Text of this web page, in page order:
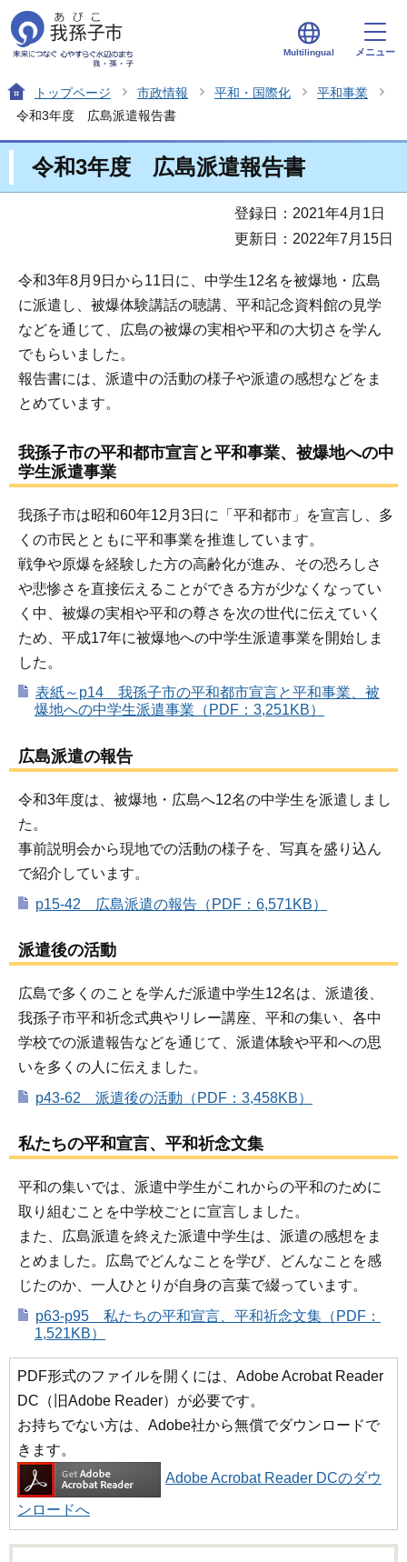
Multilingual メニュー
トップページ 市政情報 平和・国際化
平和事業
令和3年度 広島派遣報告書
令和3年度 広島派遣報告書
登録日：2021年4月1日
更新日：2022年7月15日
令和3年8月9日から11日に、中学生12名を被爆地・広島
に派遣し、被爆体験講話の聴講、平和記念資料館の見学
などを通じて、広島の被爆の実相や平和の大切さを学ん
でもらいました。
報告書には、派遣中の活動の様子や派遣の感想などをま
とめています。
我孫子市の平和都市宣言と平和事業、被爆地への中
学生派遣事業
我孫子市は昭和60年12月3日に「平和都市」を宣言し、多
くの市民とともに平和事業を推進しています。
戦争や原爆を経験した方の高齢化が進み、その恐ろしさ
や悲惨さを直接伝えることができる方が少なくなってい
く中、被爆の実相や平和の尊さを次の世代に伝えていく
ため、平成17年に被爆地への中学生派遣事業を開始しま
した。
表紙～p14 我孫子市の平和都市宣言と平和事業、被
爆地への中学生派遣事業（PDF：3,251KB）
広島派遣の報告
令和3年度は、被爆地・広島へ12名の中学生を派遣しまし
た。
事前説明会から現地での活動の様子を、写真を盛り込ん
で紹介しています。
p15-42 広島派遣の報告（PDF：6,571KB）
派遣後の活動
広島で多くのことを学んだ派遣中学生12名は、派遣後、
我孫子市平和祈念式典やリレー講座、平和の集い、各中
学校での派遣報告などを通じて、派遣体験や平和への思
いを多くの人に伝えました。
p43-62 派遣後の活動（PDF：3,458KB）
私たちの平和宣言、平和祈念文集
平和の集いでは、派遣中学生がこれからの平和のために
取り組むことを中学校ごとに宣言しました。
また、広島派遣を終えた派遣中学生は、派遣の感想をま
とめました。広島でどんなことを学び、どんなことを感
じたのか、一人ひとりが自身の言葉で綴っています。
p63-p95 私たちの平和宣言、平和祈念文集（PDF：
1,521KB）
PDF形式のファイルを開くには、Adobe Acrobat Reader
DC（旧Adobe Reader）が必要です。
お持ちでない方は、Adobe社から無償でダウンロードで
きます。
Adobe Acrobat Reader DCのダウ
ンロードへ